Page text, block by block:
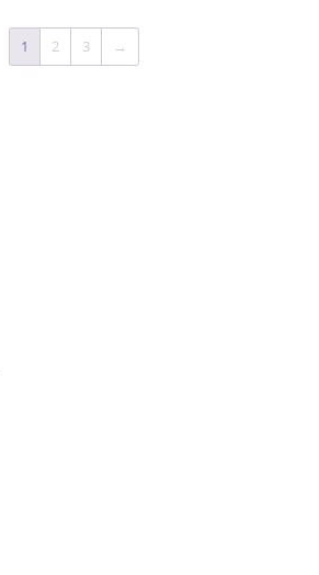
1 2 3 →